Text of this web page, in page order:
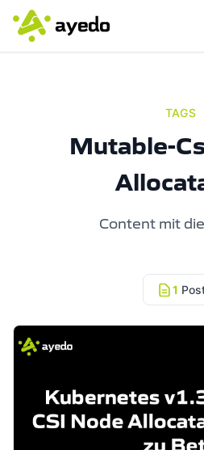
TAGS
Mutable-
Content mit
1